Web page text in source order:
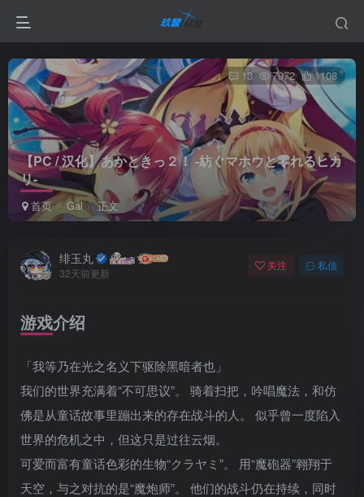
【PC / 汉化】あかときっ２！ -紡ぐマホウと零れるヒカ
リ-
首页 Gal 正文
13 7972 1108
绯玉丸
32天前更新
关注 私信
游戏介绍
「我等乃在光之名义下驱除黑暗者也」
我们的世界充满着“不可思议”。 骑着扫把，吟唱魔法，和仿
佛是从童话故事里蹦出来的存在战斗的人。 似乎曾一度陷入
世界的危机之中，但这只是过往云烟。
可爱而富有童话色彩的生物“クラヤミ”。 用“魔砲器”翱翔于
天空，与之对抗的是“魔炮师”。 他们的战斗仍在持续，同时